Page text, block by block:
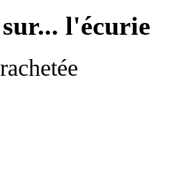
l'écurie
rachetée